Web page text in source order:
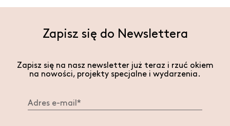
Zapisz się do Newslettera
Zapisz się na nasz newsletter już teraz i rzuć okiem
na nowości, projekty specjalne i wydarzenia.